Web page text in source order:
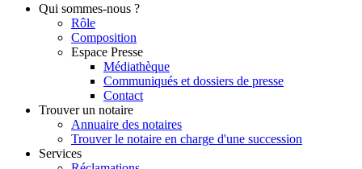
Qui sommes-nous ?
Rôle
Composition
Espace Presse
Médiathèque
Communiqués et dossiers de presse
Contact
Trouver un notaire
Annuaire des notaires
Trouver le notaire en charge d'une succession
Services